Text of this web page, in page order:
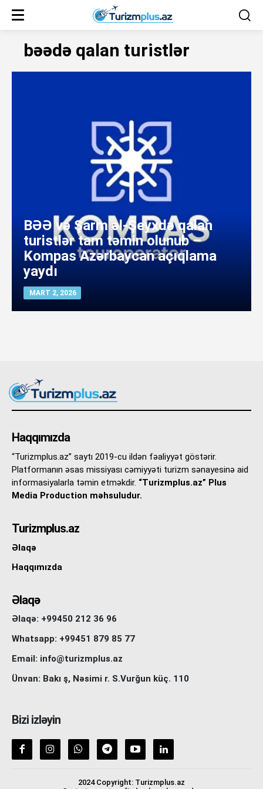
bəədə qalan turistlər
BƏƏ və Şarm əl-Şeyxdə qalan
turistlər tam təmin olunub –
Kompas Azərbaycan açıqlama
yaydı
MART 2, 2026
Haqqımızda
“Turizmplus.az” saytı 2019-cu ildən fəaliyyət göstərir.
Platformanın əsas missiyası cəmiyyəti turizm sənayesinə aid
informasiyalarla təmin etməkdir. “Turizmplus.az” Plus
Media Production məhsuludur.
Turizmplus.az
Əlaqə
Haqqımızda
Əlaqə
Əlaqə: +99450 212 36 96
Whatsapp: +99451 879 85 77
Email: info@turizmplus.az
Ünvan: Bakı ş, Nəsimi r. S.Vurğun küç. 110
Bizi izləyin
2024 Copyright: Turizmplus.az